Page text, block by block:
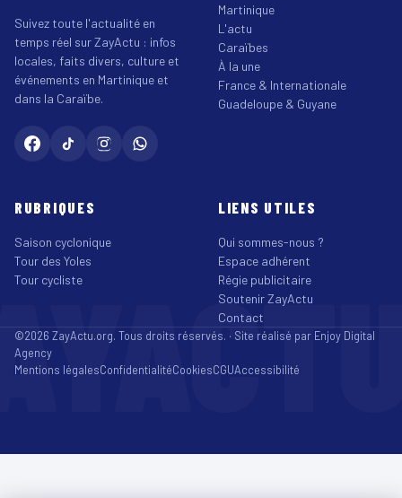
Suivez toute l'actualité en
temps réel sur ZayActu : infos
locales, faits divers, culture et
événements en Martinique et
dans la Caraïbe.
Martinique
L'actu
Caraïbes
À la une
France & Internationale
Guadeloupe & Guyane
RUBRIQUES
Saison cyclonique
Tour des Yoles
Tour cycliste
LIENS UTILES
Qui sommes-nous ?
Espace adhérent
Régie publicitaire
Soutenir ZayActu
Contact
©2026 ZayActu.org. Tous droits réservés. · Site réalisé par Enjoy Digital
Agency
Mentions légalesConfidentialitéCookiesCGUAccessibilité